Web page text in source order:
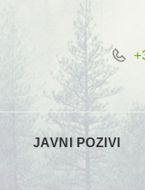
JAVNI POZIVI